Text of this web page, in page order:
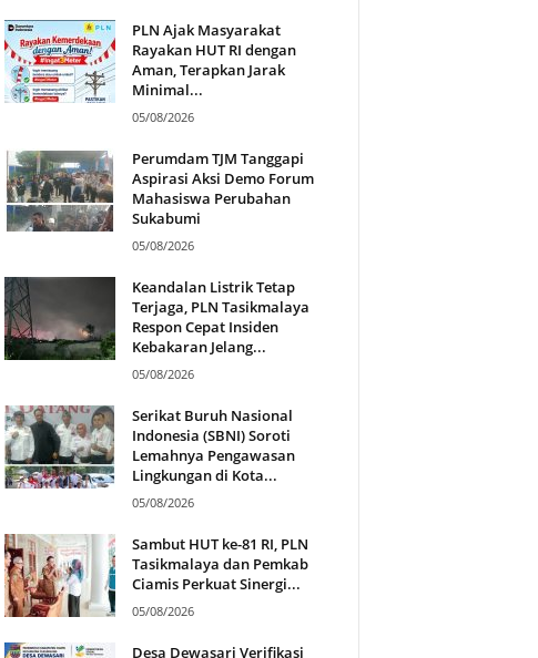
PLN Ajak Masyarakat
Rayakan HUT RI dengan
Aman, Terapkan Jarak
Minimal...
05/08/2026
Perumdam TJM Tanggapi
Aspirasi Aksi Demo Forum
Mahasiswa Perubahan
Sukabumi
05/08/2026
Keandalan Listrik Tetap
Terjaga, PLN Tasikmalaya
Respon Cepat Insiden
Kebakaran Jelang...
05/08/2026
Serikat Buruh Nasional
Indonesia (SBNI) Soroti
Lemahnya Pengawasan
Lingkungan di Kota...
05/08/2026
Sambut HUT ke-81 RI, PLN
Tasikmalaya dan Pemkab
Ciamis Perkuat Sinergi...
05/08/2026
Desa Dewasari Verifikasi